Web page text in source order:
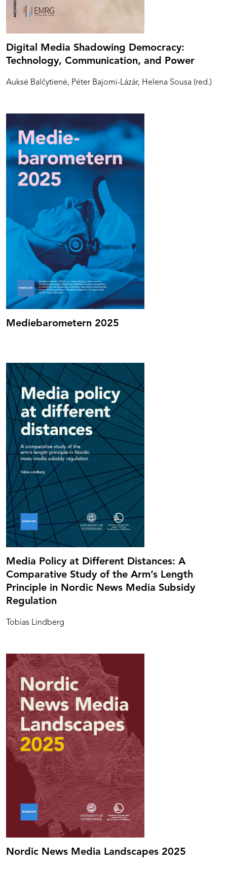
Digital Media Shadowing Democracy:
Technology, Communication, and Power
Auksė Balčytienė, Péter Bajomi-Lázár, Helena Sousa (red.)
Mediebarometern 2025
Media Policy at Different Distances: A
Comparative Study of the Arm’s Length
Principle in Nordic News Media Subsidy
Regulation
Tobias Lindberg
Nordic News Media Landscapes 2025